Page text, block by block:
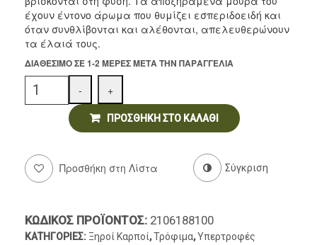
Αρτοσκευάσματα
Ντελικατέσεν
Νιφάδες & Σπόροι Δημητριακών
έχουν έντονο άρωμα που θυμίζει εσπεριδοειδή και
όταν συνθλίβονται και αλέθονται, απελευθερώνουν
τα έλαιά τους.
ΔΙΑΘΈΣΙΜΟ ΣΕ 1-2 ΜΈΡΕΣ ΜΕΤΆ ΤΗΝ ΠΑΡΑΓΓΕΛΊΑ
- +
ΠΡΟΣΘΉΚΗ ΣΤΟ ΚΑΛΆΘΙ
Προσθήκη στη Λίστα Σύγκριση
ΚΩΔΙΚΌΣ ΠΡΟΪΌΝΤΟΣ: 2106188100
ΚΑΤΗΓΟΡΊΕΣ: Ξηροί Καρποί,Τρόφιμα,Υπερτροφές